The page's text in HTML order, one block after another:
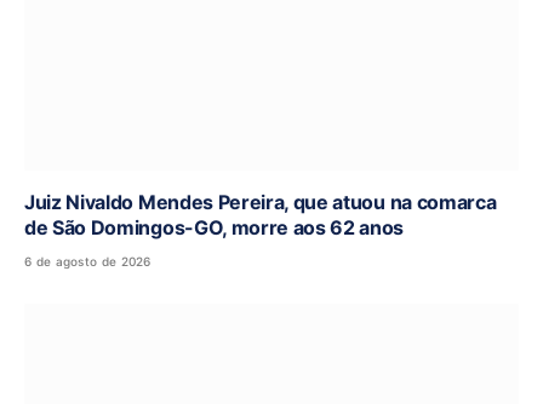
Juiz Nivaldo Mendes Pereira, que atuou na comarca
de São Domingos-GO, morre aos 62 anos
6 de agosto de 2026